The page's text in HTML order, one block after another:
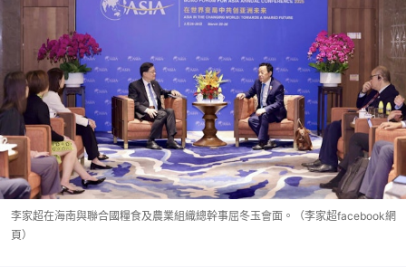
李家超在海南與聯合國糧食及農業組織總幹事屈冬玉會面。（李家超facebook網
頁）